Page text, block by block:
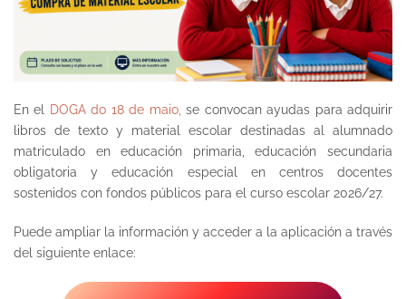
En el DOGA do 18 de maio, se convocan ayudas para adquirir
libros de texto y material escolar destinadas al alumnado
matriculado en educación primaria, educación secundaria
obligatoria y educación especial en centros docentes
sostenidos con fondos públicos para el curso escolar 2026/27.
Puede ampliar la información y acceder a la aplicación a través
del siguiente enlace: